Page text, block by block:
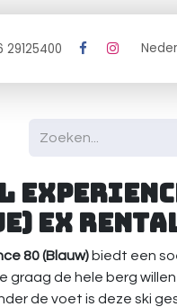
Blog
29125400
ex
80 (Blauw) biedt een
graag de hele berg
de voet is deze ski